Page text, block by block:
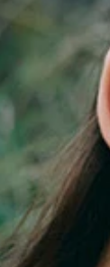
ニムニむ。